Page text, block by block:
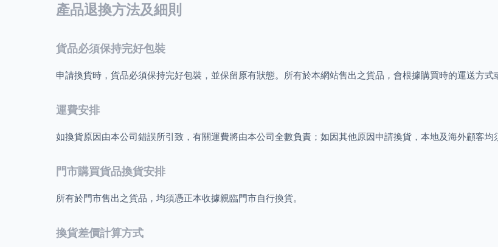
產品退換方法及細則
貨品必須保持完好包裝
申請換貨時，貨品必須保持完好包裝，並保留原有狀態。所有於本網站售出之貨品，會根據購買時的運送方式
運費安排
如換貨原因由本公司錯誤所引致，有關運費將由本公司全數負責；如因其他原因申請換貨，本地及海外顧客均
門市購買貨品換貨安排
所有於門市售出之貨品，均須憑正本收據親臨門市自行換貨。
換貨差價計算方式